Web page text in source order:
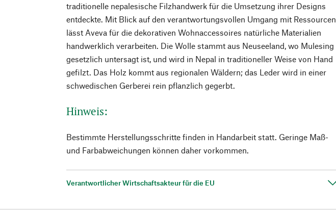
traditionelle nepalesische Filzhandwerk für die Umsetzung ihrer Designs
entdeckte. Mit Blick auf den verantwortungsvollen Umgang mit Ressourcen
lässt Aveva für die dekorativen Wohnaccessoires natürliche Materialien
handwerklich verarbeiten. Die Wolle stammt aus Neuseeland, wo Mulesing
gesetzlich untersagt ist, und wird in Nepal in traditioneller Weise von Hand
gefilzt. Das Holz kommt aus regionalen Wäldern; das Leder wird in einer
schwedischen Gerberei rein pflanzlich gegerbt.
Hinweis:
Bestimmte Herstellungsschritte finden in Handarbeit statt. Geringe Maß-
und Farbabweichungen können daher vorkommen.
Verantwortlicher Wirtschaftsakteur für die EU